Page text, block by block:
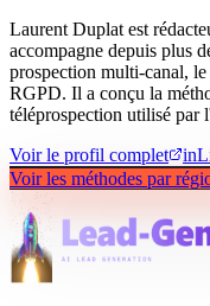
Laurent Duplat est
accompagne depuis plus
prospection multi-canal,
RGPD. Il a conçu la
téléprospection utilisé par
Voir le profil complet
in
Voir les méthodes par